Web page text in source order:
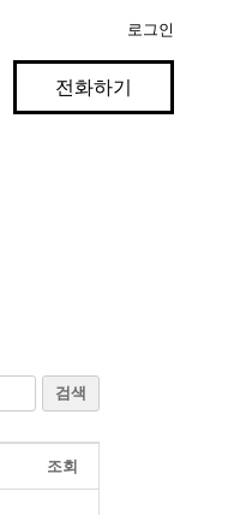
로그인
전화하기
검색
조회